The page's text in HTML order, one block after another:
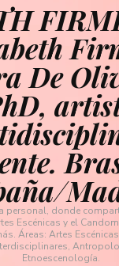
De
personal, donde
Escénicas y el
Áreas: Artes
Etnoescenología.